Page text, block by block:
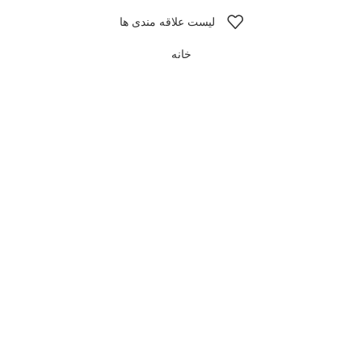
لیست علاقه مندی ها
خانه